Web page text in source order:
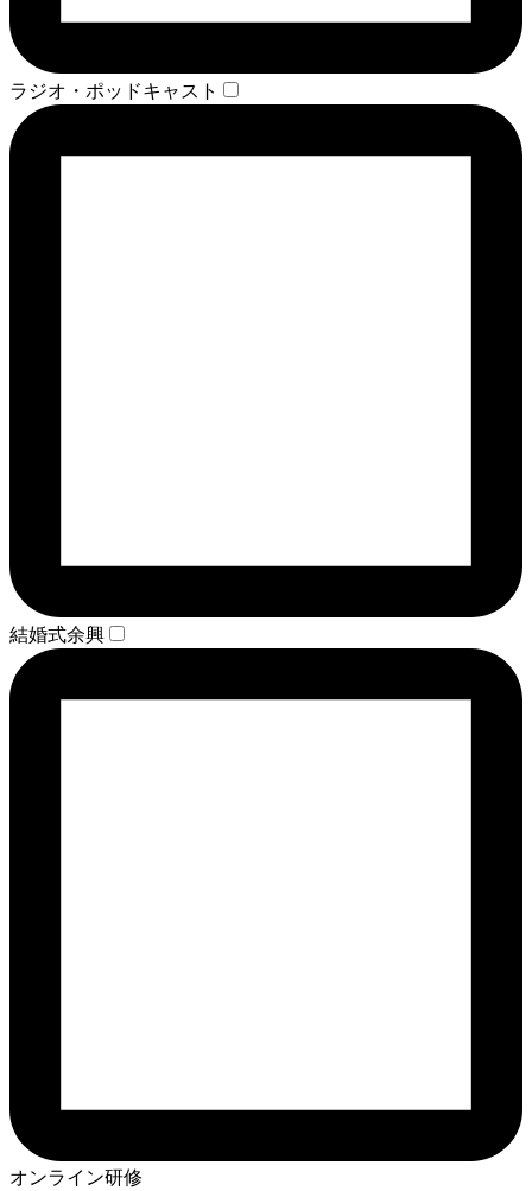
ラジオ・ポッドキャスト
結婚式余興
オンライン研修